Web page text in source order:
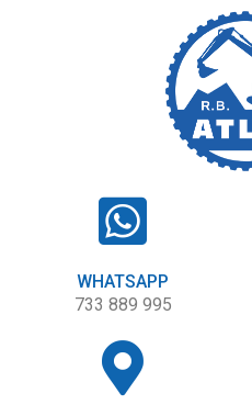
WHATSAPP
733 889 995